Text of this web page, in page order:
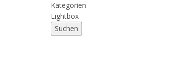
Kategorien
Lightbox